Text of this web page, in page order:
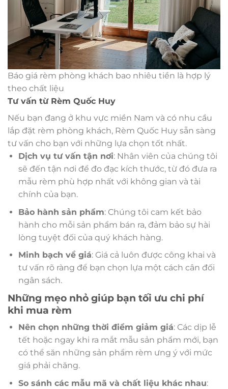
Báo giá rèm phòng khách bao nhiêu tiền là hợp lý
theo chất liệu
Tư vấn từ Rèm Quốc Huy
Nếu bạn đang ở khu vực miền Nam và có nhu cầu
lắp đặt rèm phòng khách, Rèm Quốc Huy sẵn sàng
tư vấn cho bạn với những lựa chọn tốt nhất.
Dịch vụ tư vấn tận nơi: Nhân viên của chúng tôi
sẽ đến tận nơi để đo đạc kích thước, từ đó đưa ra
mẫu rèm phù hợp nhất với không gian và tài
chính của bạn.
Bảo hành sản phẩm: Chúng tôi cam kết bảo
hành cho mỗi sản phẩm bán ra, đảm bảo sự hài
lòng tuyệt đối của quý khách hàng.
Minh bạch về giá: Giá cả luôn được công khai và
tư vấn rõ ràng để bạn chọn lựa một cách cân đối
ngân sách.
Những mẹo nhỏ giúp bạn tối ưu chi phí
khi mua rèm
Nên chọn những thời điểm giảm giá: Các dịp lễ
tết hoặc ngay khi ra mắt mẫu sản phẩm mới, bạn
có thể săn những sản phẩm rèm ưng ý với mức
giá phải chăng.
So sánh các mẫu mã và chất liệu khác nhau: